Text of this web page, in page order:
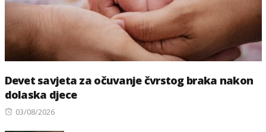
Devet savjeta za očuvanje čvrstog braka nakon
dolaska djece
Posted
03/08/2026